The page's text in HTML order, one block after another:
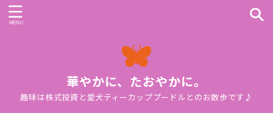
華やかに、たおやかに。
趣味は株式投資と愛犬ティーカッププードルとのお散歩です♪